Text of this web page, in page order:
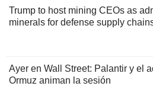
Trump to host mining CEOs as
minerals for defense supply
Ayer en Wall Street: Palantir y el
Ormuz animan la sesión